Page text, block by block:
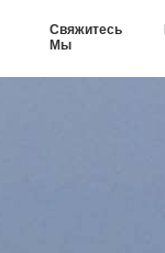
Свяжитесь
Мы